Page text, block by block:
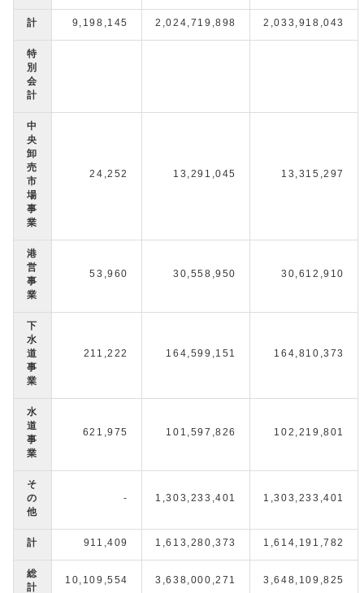
計 9,198,145 2,024,719,898 2,033,918,043
特
別
会
計
中
央
卸
売
市
場
事
業
24,252 13,291,045 13,315,297
港
営
事
業
53,960 30,558,950 30,612,910
下
水
道
事
業
211,222 164,599,151 164,810,373
水
道
事
業
621,975 101,597,826 102,219,801
そ
の
他
- 1,303,233,401 1,303,233,401
計 911,409 1,613,280,373 1,614,191,782
総
計
10,109,554 3,638,000,271 3,648,109,825